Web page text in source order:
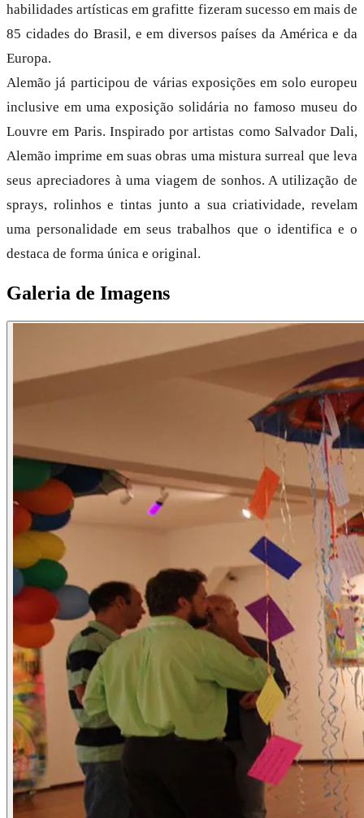
habilidades artísticas em grafitte fizeram sucesso em mais de
85 cidades do Brasil, e em diversos países da América e da
Europa.
Alemão já participou de várias exposições em solo europeu
inclusive em uma exposição solidária no famoso museu do
Louvre em Paris. Inspirado por artistas como Salvador Dali,
Alemão imprime em suas obras uma mistura surreal que leva
seus apreciadores à uma viagem de sonhos. A utilização de
sprays, rolinhos e tintas junto a sua criatividade, revelam
uma personalidade em seus trabalhos que o identifica e o
destaca de forma única e original.
Galeria de Imagens